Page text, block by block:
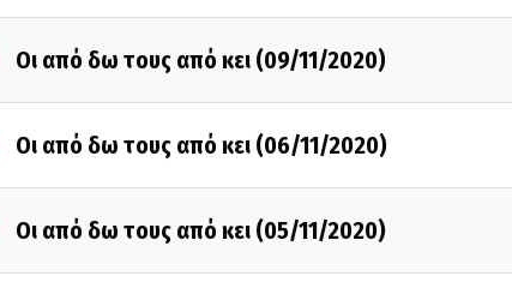
Οι από δω τους από κει (09/11/2020)
Οι από δω τους από κει (06/11/2020)
Οι από δω τους από κει (05/11/2020)